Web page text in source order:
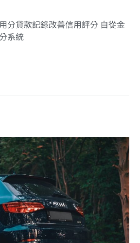
分貸款記錄改善信用評分 自從金
系統